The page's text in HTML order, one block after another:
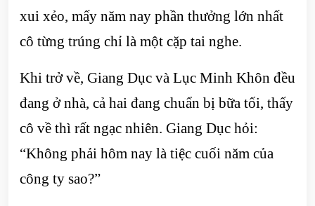
xui xẻo, mấy năm nay phần thưởng lớn nhất
cô từng trúng chỉ là một cặp tai nghe.
Khi trở về, Giang Dục và Lục Minh Khôn đều
đang ở nhà, cả hai đang chuẩn bị bữa tối, thấy
cô về thì rất ngạc nhiên. Giang Dục hỏi:
“Không phải hôm nay là tiệc cuối năm của
công ty sao?”